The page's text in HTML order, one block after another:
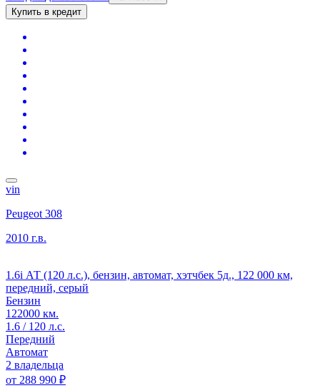
Купить в кредит
vin
Peugeot 308
2010 г.в.
1.6i АТ (120 л.с.), бензин, автомат, хэтчбек 5д., 122 000 км,
передний, серый
Бензин
122000 км.
1.6 / 120 л.с.
Передний
Автомат
2 владельца
от 288 990 ₽